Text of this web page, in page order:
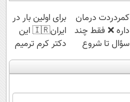
‌کمردردت درمان
داره ❌ فقط چند
سؤال تا شروع
بهبودی فاصله‌
داری!
برای اولین بار در
ایران🇮🇷 این
دکتر کرم ترمیم
کننده 23 روزه
ساخت!